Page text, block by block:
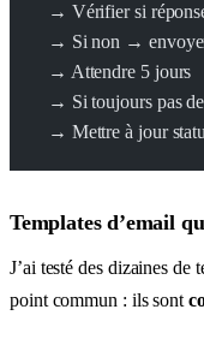
→ Vérifier si
→ Si non →
  → Attendre 5 jours
→ Si toujours pas
→ Mettre à jour
Templates d’email
J’ai testé des dizaines
point commun : ils sont